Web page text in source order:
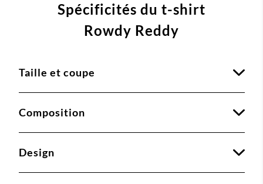
Spécificités du t-shirt
Rowdy Reddy
Taille et coupe
Composition
Design